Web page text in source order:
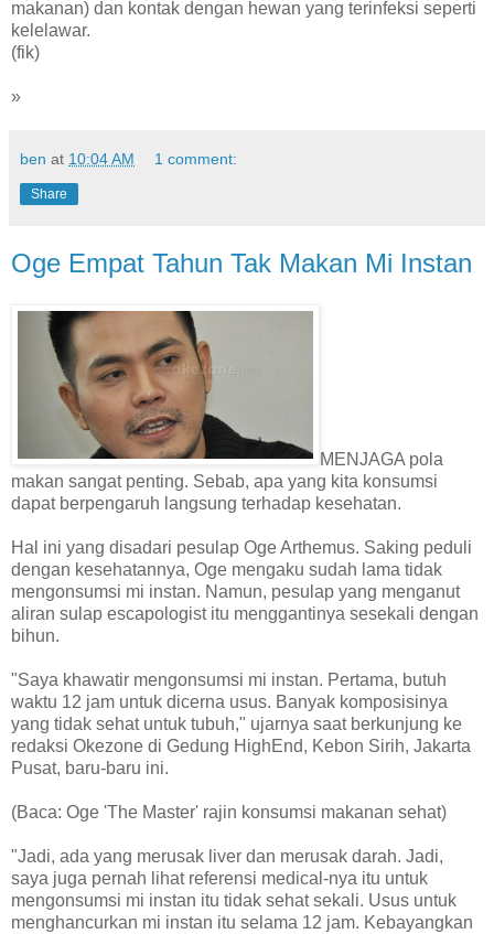
makanan) dan kontak dengan hewan yang terinfeksi seperti
kelelawar.
(fik)
»
ben at 10:04 AM 1 comment:
Share
Oge Empat Tahun Tak Makan Mi Instan
MENJAGA pola
makan sangat penting. Sebab, apa yang kita konsumsi
dapat berpengaruh langsung terhadap kesehatan.
Hal ini yang disadari pesulap Oge Arthemus. Saking peduli
dengan kesehatannya, Oge mengaku sudah lama tidak
mengonsumsi mi instan. Namun, pesulap yang menganut
aliran sulap escapologist itu menggantinya sesekali dengan
bihun.
"Saya khawatir mengonsumsi mi instan. Pertama, butuh
waktu 12 jam untuk dicerna usus. Banyak komposisinya
yang tidak sehat untuk tubuh," ujarnya saat berkunjung ke
redaksi Okezone di Gedung HighEnd, Kebon Sirih, Jakarta
Pusat, baru-baru ini.
(Baca: Oge 'The Master' rajin konsumsi makanan sehat)
"Jadi, ada yang merusak liver dan merusak darah. Jadi,
saya juga pernah lihat referensi medical-nya itu untuk
mengonsumsi mi instan itu tidak sehat sekali. Usus untuk
menghancurkan mi instan itu selama 12 jam. Kebayangkan